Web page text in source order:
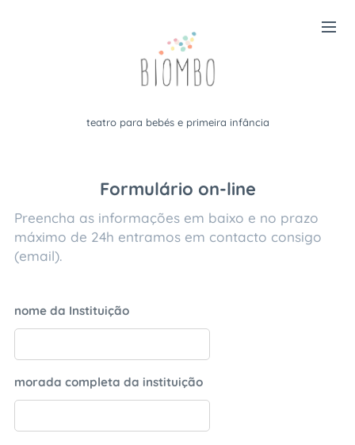
teatro para bebés e primeira infância
Formulário on-line
Preencha as informações em baixo e no prazo
máximo de 24h entramos em contacto consigo
(email).
nome da Instituição
morada completa da instituição